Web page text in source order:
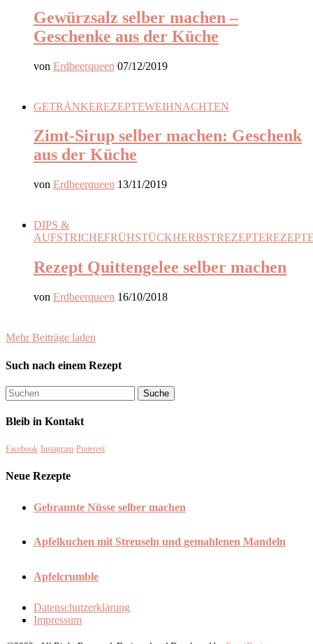
Gewürzsalz selber machen –
Geschenke aus der Küche
von Erdbeerqueen 07/12/2019
GETRÄNKEREZEPTEWEIHNACHTEN
Zimt-Sirup selber machen: Geschenk
aus der Küche
von Erdbeerqueen 13/11/2019
DIPS &
AUFSTRICHEFRÜHSTÜCKHERBSTREZEPTE
Rezept Quittengelee selber machen
von Erdbeerqueen 16/10/2018
Mehr Beiträge laden
Such nach einem Rezept
Bleib in Kontakt
Facebook Instagram Pinterest
Neue Rezepte
Gebrannte Nüsse selber machen
Apfelkuchen mit Streuseln und gemahlenen Mandeln
Apfelcrumble
Datenschutzerklärung
Impressum